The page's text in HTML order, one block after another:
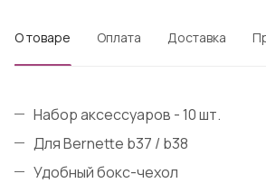
О товаре Оплата Доставка
Набор аксессуаров - 10 шт.
Для Bernette b37 / b38
Удобный бокс-чехол